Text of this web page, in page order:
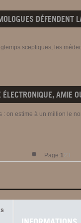
DÉFENDENT
sceptiques, les
ÉLECTRONIQUE, AMIE
on estime à un million le
Page:123